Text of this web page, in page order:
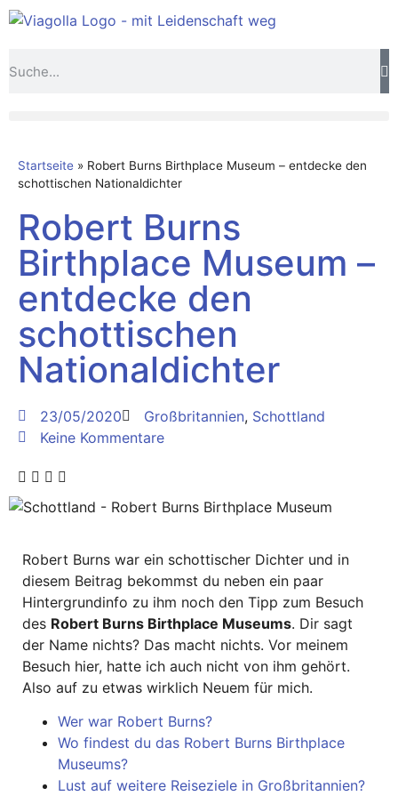
Startseite » Robert Burns Birthplace Museum – entdecke den
schottischen Nationaldichter
Robert Burns
Birthplace Museum –
entdecke den
schottischen
Nationaldichter
23/05/2020 Großbritannien, Schottland
Keine Kommentare
Robert Burns war ein schottischer Dichter und in
diesem Beitrag bekommst du neben ein paar
Hintergrundinfo zu ihm noch den Tipp zum Besuch
des Robert Burns Birthplace Museums. Dir sagt
der Name nichts? Das macht nichts. Vor meinem
Besuch hier, hatte ich auch nicht von ihm gehört.
Also auf zu etwas wirklich Neuem für mich.
Wer war Robert Burns?
Wo findest du das Robert Burns Birthplace
Museums?
Lust auf weitere Reiseziele in Großbritannien?